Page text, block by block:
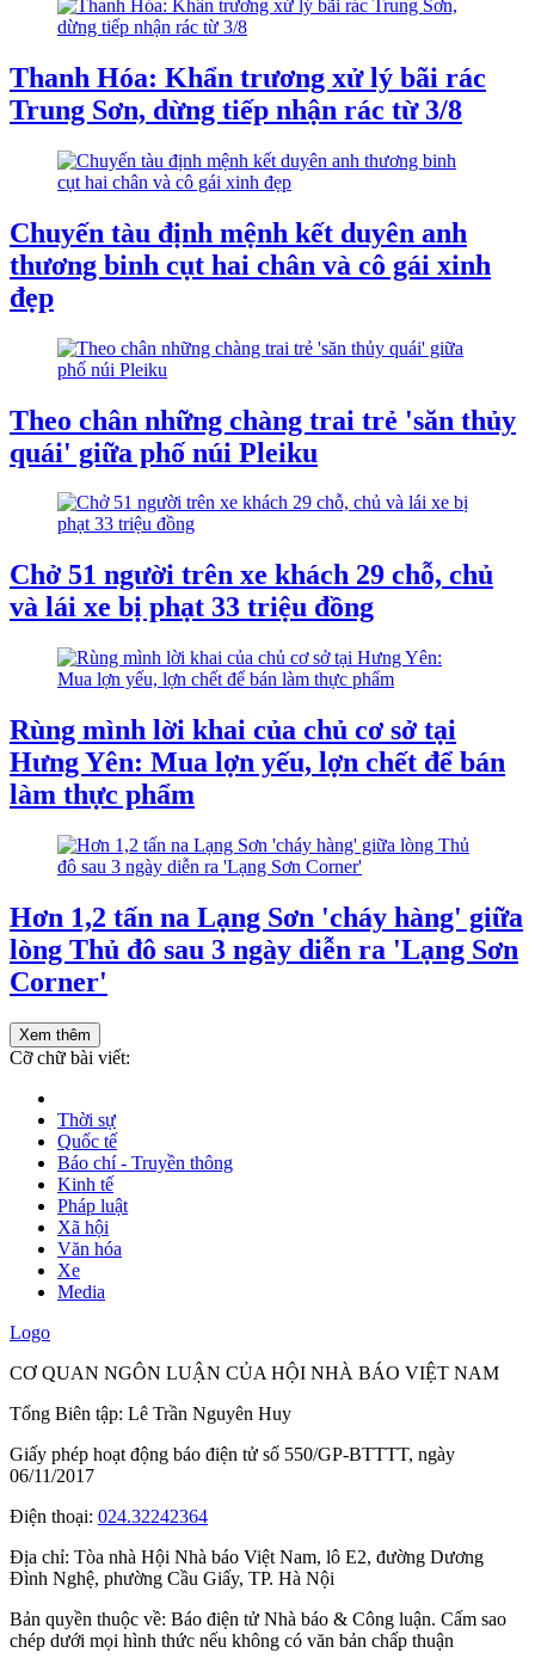
Thanh Hóa: Khẩn trương xử lý bãi rác
Trung Sơn, dừng tiếp nhận rác từ 3/8
Chuyến tàu định mệnh kết duyên anh
thương binh cụt hai chân và cô gái xinh
đẹp
Theo chân những chàng trai trẻ 'săn thủy
quái' giữa phố núi Pleiku
Chở 51 người trên xe khách 29 chỗ, chủ
và lái xe bị phạt 33 triệu đồng
Rùng mình lời khai của chủ cơ sở tại
Hưng Yên: Mua lợn yếu, lợn chết để bán
làm thực phẩm
Hơn 1,2 tấn na Lạng Sơn 'cháy hàng' giữa
lòng Thủ đô sau 3 ngày diễn ra 'Lạng Sơn
Corner'
Xem thêm
Cỡ chữ bài viết:
Thời sự
Quốc tế
Báo chí - Truyền thông
Kinh tế
Pháp luật
Xã hội
Văn hóa
Xe
Media
Logo
CƠ QUAN NGÔN LUẬN CỦA HỘI NHÀ BÁO VIỆT NAM
Tổng Biên tập: Lê Trần Nguyên Huy
Giấy phép hoạt động báo điện tử số 550/GP-BTTTT, ngày
06/11/2017
Điện thoại: 024.32242364
Địa chỉ: Tòa nhà Hội Nhà báo Việt Nam, lô E2, đường Dương
Đình Nghệ, phường Cầu Giấy, TP. Hà Nội
Bản quyền thuộc về: Báo điện tử Nhà báo & Công luận. Cấm sao
chép dưới mọi hình thức nếu không có văn bản chấp thuận